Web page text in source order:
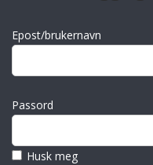
Epost/brukernavn
Passord
Husk meg